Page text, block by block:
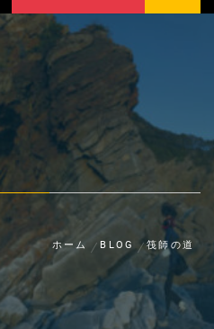
ホーム BLOG 筏師の道